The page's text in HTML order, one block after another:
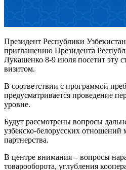
Президент Республики
приглашению Президента
Лукашенко 8-9 июля посетит эту
визитом.
В соответствии с программой
предусматривается проведение
уровне.
Будут рассмотрены вопросы
узбекско-белорусских отношений
партнерства.
В центре внимания – вопросы
товарооборота, углубления